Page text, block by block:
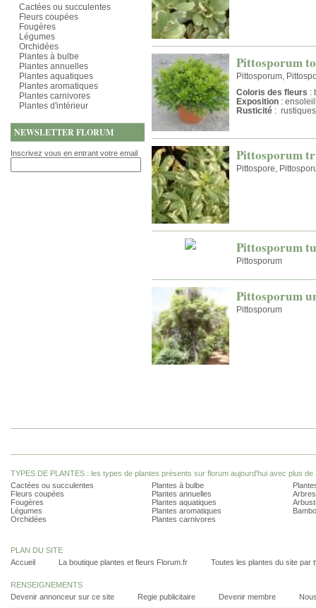
Cactées ou succulentes
Fleurs coupées
Fougères
Légumes
Orchidées
Plantes à bulbe
Plantes annuelles
Plantes aquatiques
Plantes aromatiques
Plantes carnivores
Plantes d'intérieur
NEWSLETTER FLORUM
Inscrivez vous en entrant votre email
Pittosporum
Pittosporum,
Coloris des fleurs :
Exposition :
Rusticité :
Pittosporum
Pittospore,
Pittosporum
Pittosporum
Pittosporum
Pittosporum
TYPES DE PLANTES : les types de plantes présents sur florum aujourd'hui avec plus de
Cactées ou succulentes
Fleurs coupées
Fougères
Légumes
Orchidées
Plantes à bulbe
Plantes annuelles
Plantes aquatiques
Plantes aromatiques
Plantes carnivores
PLAN DU SITE
Accueil
La boutique plantes et fleurs Florum.fr Toutes les plantes du site par
RENSEIGNEMENTS
Devenir annonceur sur ce site
Regie publicitaire Devenir membre